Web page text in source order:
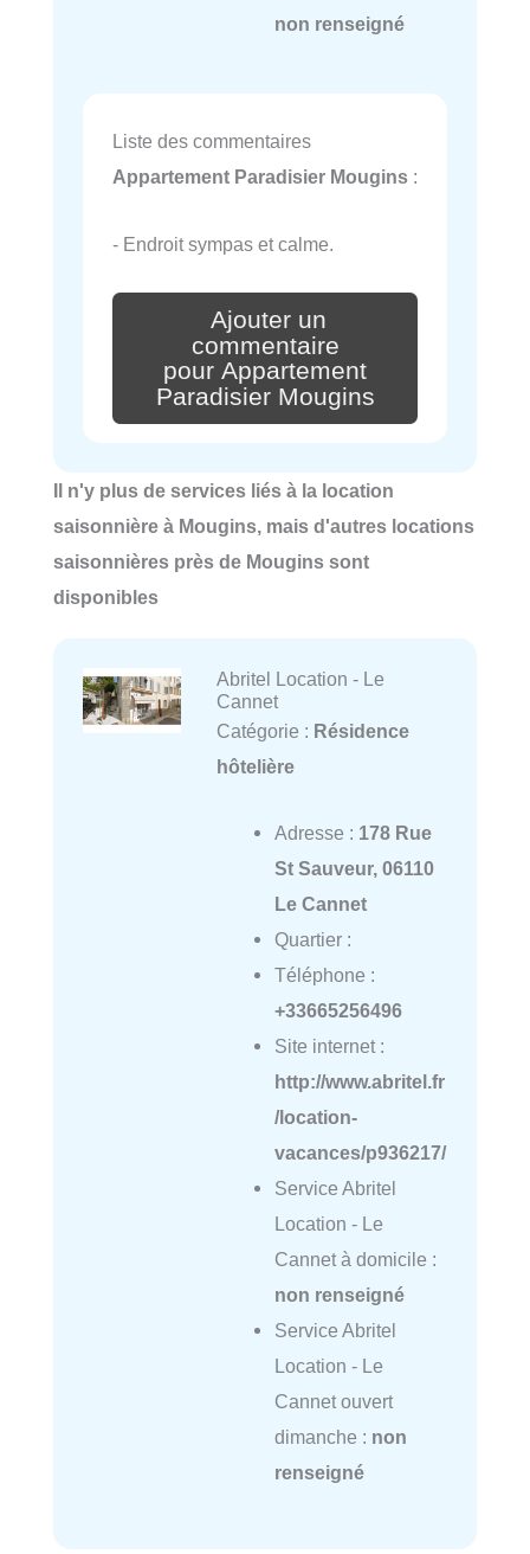
non renseigné
Liste des commentaires
Appartement Paradisier Mougins :
- Endroit sympas et calme.
Ajouter un
commentaire
pour Appartement
Paradisier Mougins
Il n'y plus de services liés à la location
saisonnière à Mougins, mais d'autres locations
saisonnières près de Mougins sont
disponibles
Abritel Location - Le
Cannet
Catégorie : Résidence
hôtelière
Adresse : 178 Rue
St Sauveur, 06110
Le Cannet
Quartier :
Téléphone :
+33665256496
Site internet :
http://www.abritel.fr
/location-
vacances/p936217/
Service Abritel
Location - Le
Cannet à domicile :
non renseigné
Service Abritel
Location - Le
Cannet ouvert
dimanche : non
renseigné